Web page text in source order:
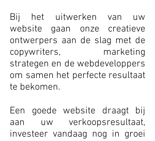
Bij het uitwerken van uw
website gaan onze creatieve
ontwerpers aan de slag met de
copywriters, marketing
strategen en de webdeveloppers
om samen het perfecte resultaat
te bekomen.
Een goede website draagt bij
aan uw verkoopsresultaat,
investeer vandaag nog in groei